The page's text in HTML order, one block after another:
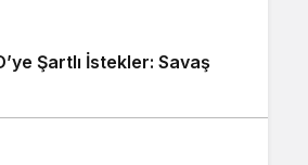
Şartlı İstekler: Savaş